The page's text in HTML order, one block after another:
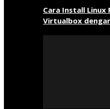
Cara Install Linux
Virtualbox